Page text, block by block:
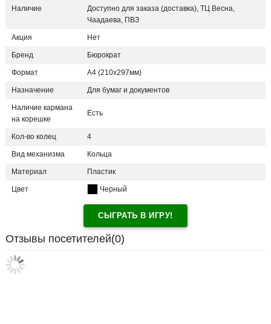
Наличие
Доступно для заказа (доставка), ТЦ Весна,
Чаадаева, ПВЗ
Акция Нет
Бренд Бюрократ
Формат A4 (210x297мм)
Назначение Для бумаг и документов
Наличие кармана
на корешке
Есть
Кол-во колец 4
Вид механизма Кольца
Материал Пластик
Цвет Черный
СЫГРАТЬ В ИГРУ!
Отзывы посетителей(0)